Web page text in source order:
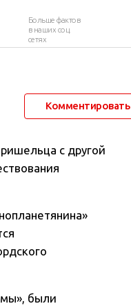
Больше фактов
в наших соц.
сетях
Комментировать
с другой
были